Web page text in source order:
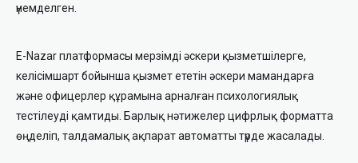
үнемделген.
E-Nazar платформасы мерзімді әскери қызметшілерге,
келісімшарт бойынша қызмет ететін әскери мамандарға
және офицерлер құрамына арналған психологиялық
тестілеуді қамтиды. Барлық нәтижелер цифрлық форматта
өңделіп, талдамалық ақпарат автоматты түрде жасалады.